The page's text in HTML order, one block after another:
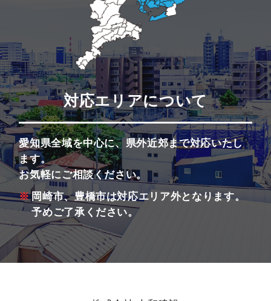
対応エリアについて
愛知県全域を中心に、県外近郊まで対応いたし
ます。
お気軽にご相談ください。
岡崎市、豊橋市は対応エリア外となります。
予めご了承ください。